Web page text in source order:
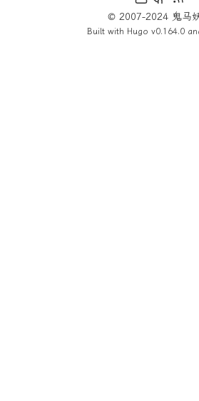
© 2007-2024 鬼马
Built with Hugo v0.164.0